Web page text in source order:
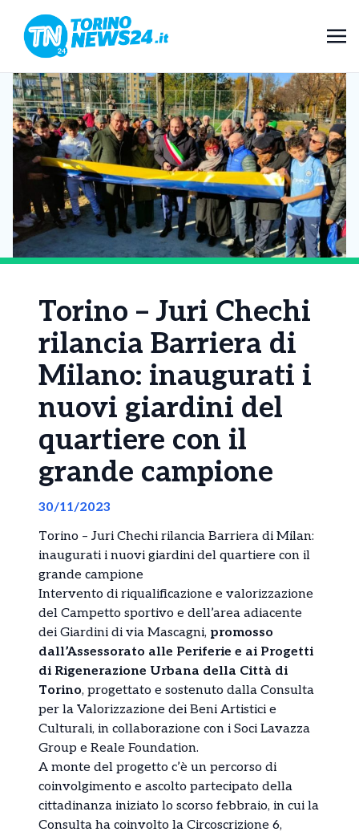
Torino – Juri Chechi
rilancia Barriera di
Milano: inaugurati i
nuovi giardini del
quartiere con il
grande campione
30/11/2023
Torino – Juri Chechi rilancia Barriera di Milan:
inaugurati i nuovi giardini del quartiere con il
grande campione
Intervento di riqualificazione e valorizzazione
del Campetto sportivo e dell’area adiacente
dei Giardini di via Mascagni, promosso
dall’Assessorato alle Periferie e ai Progetti
di Rigenerazione Urbana della Città di
Torino, progettato e sostenuto dalla Consulta
per la Valorizzazione dei Beni Artistici e
Culturali, in collaborazione con i Soci Lavazza
Group e Reale Foundation.
A monte del progetto c’è un percorso di
coinvolgimento e ascolto partecipato della
cittadinanza iniziato lo scorso febbraio, in cui la
Consulta ha coinvolto la Circoscrizione 6,